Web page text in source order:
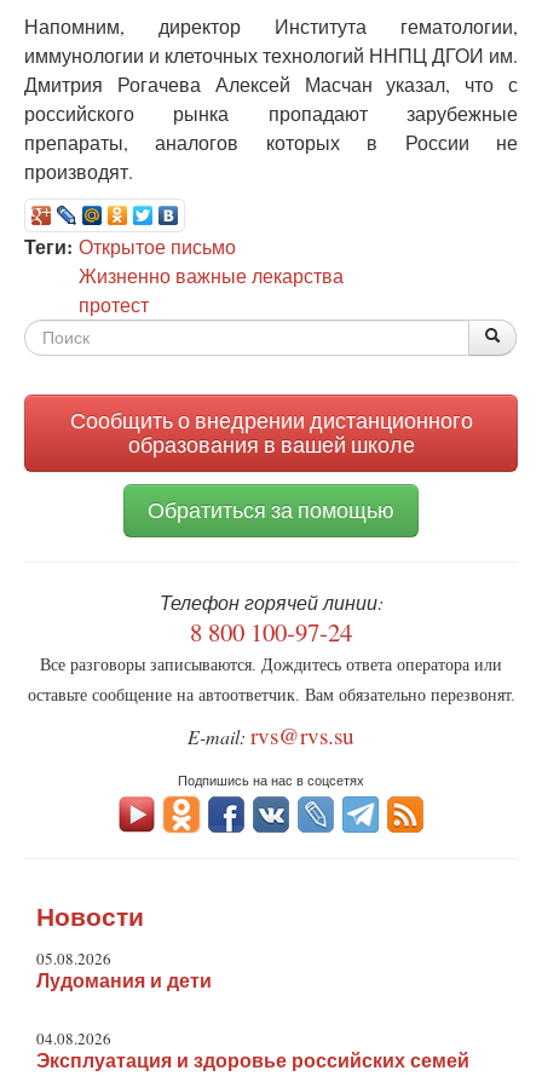
Напомним, директор Института гематологии,
иммунологии и клеточных технологий ННПЦ ДГОИ им.
Дмитрия Рогачева Алексей Масчан указал, что с
российского рынка пропадают зарубежные
препараты, аналогов которых в России не
производят.
Теги: Открытое письмо
Жизненно важные лекарства
протест
Форма
Сообщить о внедрении дистанционного
образования в вашей школе
Обратиться за помощью
Телефон горячей линии:
8 800 100-97-24
Все разговоры записываются. Дождитесь ответа оператора или
оставьте сообщение на автоответчик. Вам обязательно перезвонят.
E-mail: rvs@rvs.su
Подпишись на нас в соцсетях
Новости
05.08.2026
Лудомания и дети
04.08.2026
Эксплуатация и здоровье российских семей